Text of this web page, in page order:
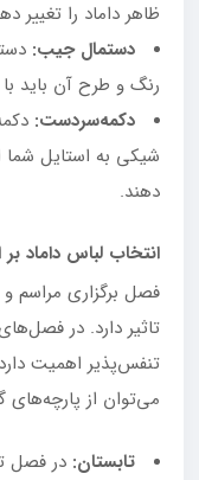
ظاهر داماد را
دستمال جیب:
رنگ و طرح آن باید
دکمه‌سردست:
شیکی به استایل شما
دهند.
انتخاب لباس داماد
فصل برگزاری مراسم
تاثیر دارد. در
تنفس‌پذیر اهمیت
می‌توان از پارچه‌های
تابستان: در فصل